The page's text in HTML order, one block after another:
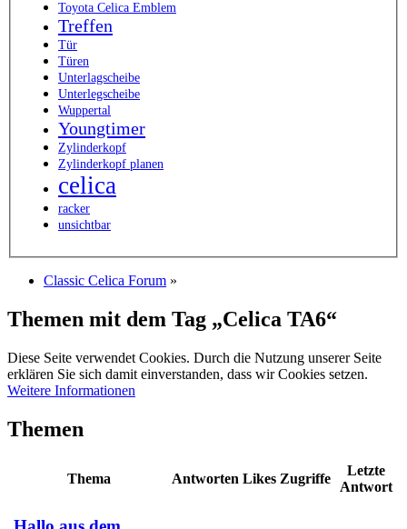
Toyota Celica Emblem
Treffen
Tür
Türen
Unterlagscheibe
Unterlegscheibe
Wuppertal
Youngtimer
Zylinderkopf
Zylinderkopf planen
celica
racker
unsichtbar
Classic Celica Forum »
Themen mit dem Tag „Celica TA6“
Diese Seite verwendet Cookies. Durch die Nutzung unserer Seite
erklären Sie sich damit einverstanden, dass wir Cookies setzen.
Weitere Informationen
Themen
Thema Antworten Likes Zugriffe
Letzte
Antwort